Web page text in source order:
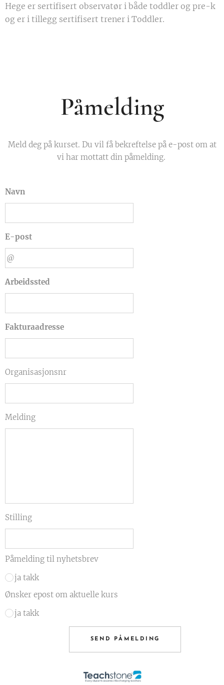
Hege er sertifisert observatør i både toddler og pre-k
og er i tillegg sertifisert trener i Toddler.
Påmelding
Meld deg på kurset. Du vil få bekreftelse på e-post om at
vi har mottatt din påmelding.
Navn
E-post
Arbeidssted
Fakturaadresse
Organisasjonsnr
Melding
Stilling
Påmelding til nyhetsbrev
ja takk
Ønsker epost om aktuelle kurs
ja takk
SEND PÅMELDING